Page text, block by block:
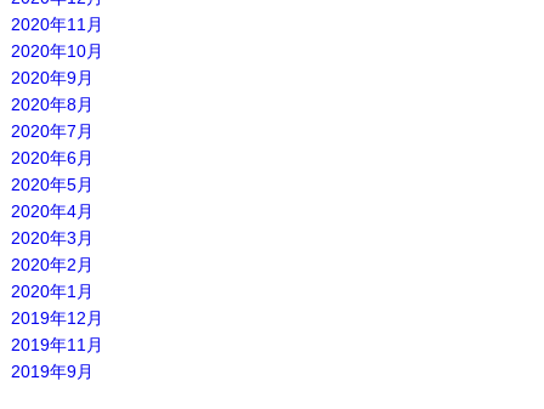
2020年11月
2020年10月
2020年9月
2020年8月
2020年7月
2020年6月
2020年5月
2020年4月
2020年3月
2020年2月
2020年1月
2019年12月
2019年11月
2019年9月